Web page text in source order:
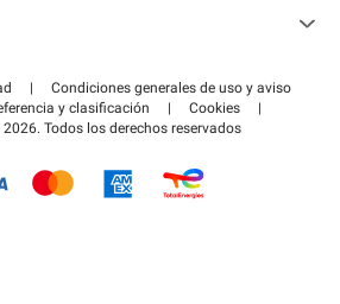
|
Condiciones generales de uso y aviso
y clasificación | Cookies
|
Todos los derechos reservados